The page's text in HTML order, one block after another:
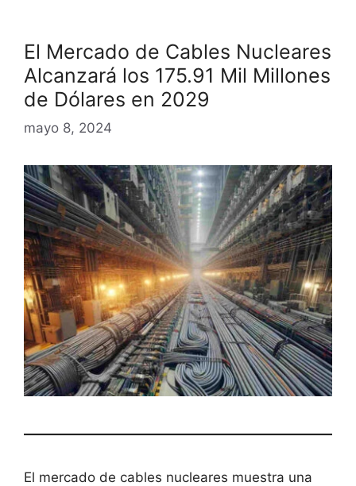
El Mercado de Cables Nucleares
Alcanzará los 175.91 Mil Millones
de Dólares en 2029
mayo 8, 2024
El mercado de cables nucleares muestra una